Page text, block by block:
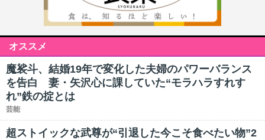
オススメ
魔裟斗、結婚19年で変化した夫婦のパワーバランス
を告白 妻・矢沢心に課していた“モラハラすれす
れ”鉄の掟とは
芸能
超ストイックな武尊が“引退した今こそ食べたい物”2